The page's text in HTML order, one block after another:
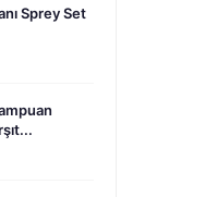
Sprey Set